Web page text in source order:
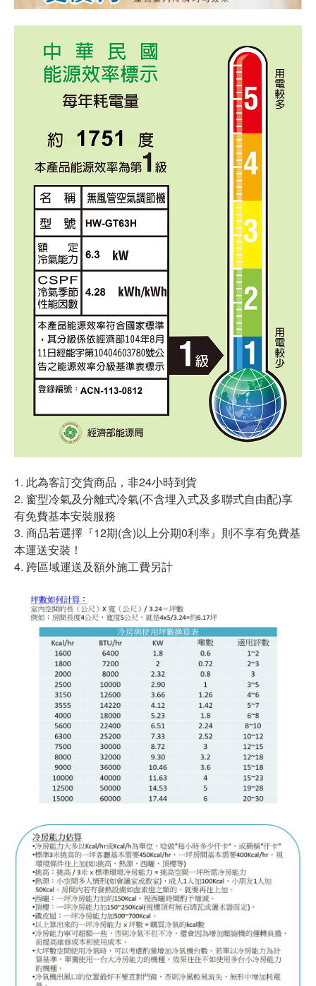
1. 此為客訂交貨商品，非24小時到貨
2. 窗型冷氣及分離式冷氣(不含埋入式及多聯式自由配)享
有免費基本安裝服務
3. 商品若選擇『12期(含)以上分期0利率』則不享有免費基
本運送安裝！
4. 跨區域運送及額外施工費另計